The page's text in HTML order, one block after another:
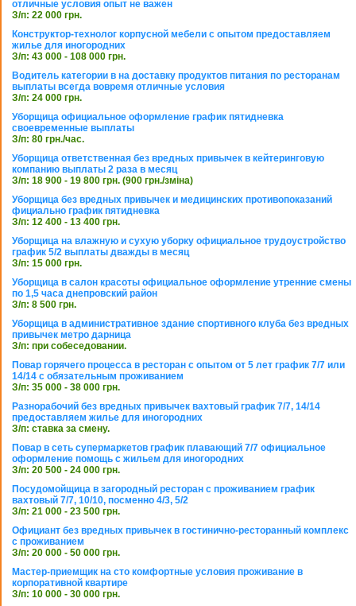
отличные условия опыт не важен
З/п: 22 000 грн.
Конструктор-технолог корпусной мебели с опытом предоставляем
жилье для иногородних
З/п: 43 000 - 108 000 грн.
Водитель категории в на доставку продуктов питания по ресторанам
выплаты всегда вовремя отличные условия
З/п: 24 000 грн.
Уборщица официальное оформление график пятидневка
своевременные выплаты
З/п: 80 грн./час.
Уборщица ответственная без вредных привычек в кейтеринговую
компанию выплаты 2 раза в месяц
З/п: 18 900 - 19 800 грн. (900 грн./зміна)
Уборщица без вредных привычек и медицинских противопоказаний
фициально график пятидневка
З/п: 12 400 - 13 400 грн.
Уборщица на влажную и сухую уборку официальное трудоустройство
график 5/2 выплаты дважды в месяц
З/п: 15 000 грн.
Уборщица в салон красоты официальное оформление утренние смены
по 1,5 часа днепровский район
З/п: 8 500 грн.
Уборщица в административное здание спортивного клуба без вредных
привычек метро дарница
З/п: при собеседовании.
Повар горячего процесса в ресторан с опытом от 5 лет график 7/7 или
14/14 с обязательным проживанием
З/п: 35 000 - 38 000 грн.
Разнорабочий без вредных привычек вахтовый график 7/7, 14/14
предоставляем жилье для иногородних
З/п: ставка за смену.
Повар в сеть супермаркетов график плавающий 7/7 официальное
оформление помощь с жильем для иногородних
З/п: 20 500 - 24 000 грн.
Посудомойщица в загородный ресторан с проживанием график
вахтовый 7/7, 10/10, посменно 4/3, 5/2
З/п: 21 000 - 23 500 грн.
Официант без вредных привычек в гостинично-ресторанный комплекс
с проживанием
З/п: 20 000 - 50 000 грн.
Мастер-приемщик на сто комфортные условия проживание в
корпоративной квартире
З/п: 10 000 - 30 000 грн.